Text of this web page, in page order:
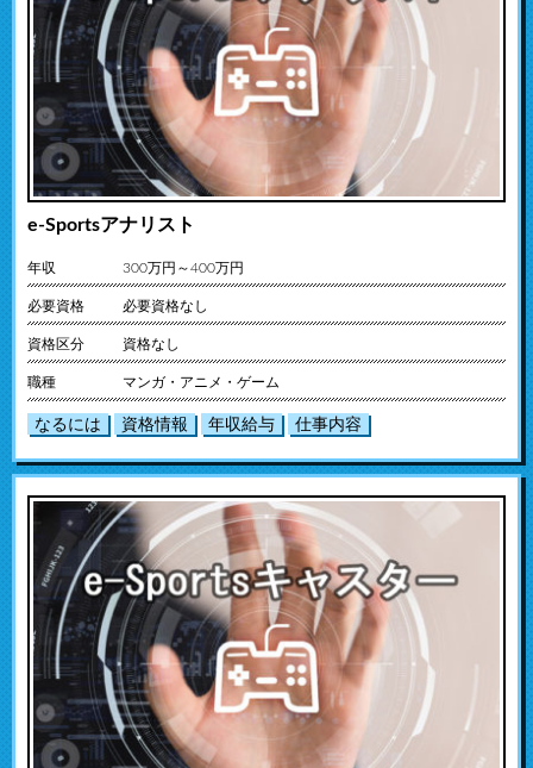
e-Sportsアナリスト
年収 300万円～400万円
必要資格 必要資格なし
資格区分 資格なし
職種 マンガ・アニメ・ゲーム
なるには 資格情報 年収給与 仕事内容